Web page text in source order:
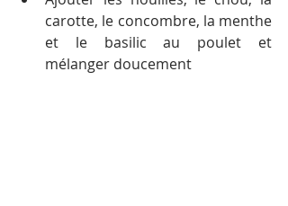
carotte, le concombre, la menthe
et le basilic au poulet et
mélanger doucement